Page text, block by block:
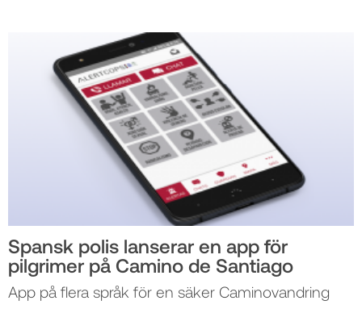
Spansk polis lanserar en app för
pilgrimer på Camino de Santiago
App på flera språk för en säker Caminovandring